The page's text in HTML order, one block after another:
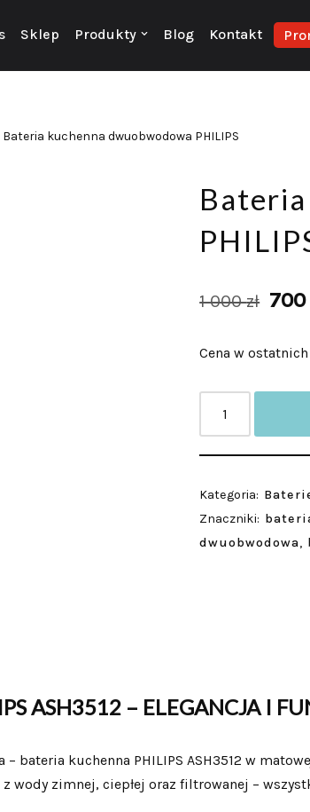
Sklep Produkty Blog Kontakt
Bateria kuchenna dwuobwodowa PHILIPS
1 000zł 700
Cena w
Kategoria:
Znaczniki:
dwuobwodowa,
ASH3512 – ELEGANCJA I
bateria kuchenna PHILIPS ASH3512 w
wody zimnej, ciepłej oraz filtrowanej –